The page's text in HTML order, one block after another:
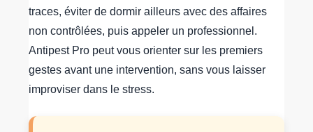
traces, éviter de dormir ailleurs avec des affaires
non contrôlées, puis appeler un professionnel.
Antipest Pro peut vous orienter sur les premiers
gestes avant une intervention, sans vous laisser
improviser dans le stress.